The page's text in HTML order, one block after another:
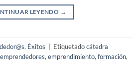
LEYENDO →
, Éxitos Etiquetadocátedra
emprendedores, emprendimiento, formación,